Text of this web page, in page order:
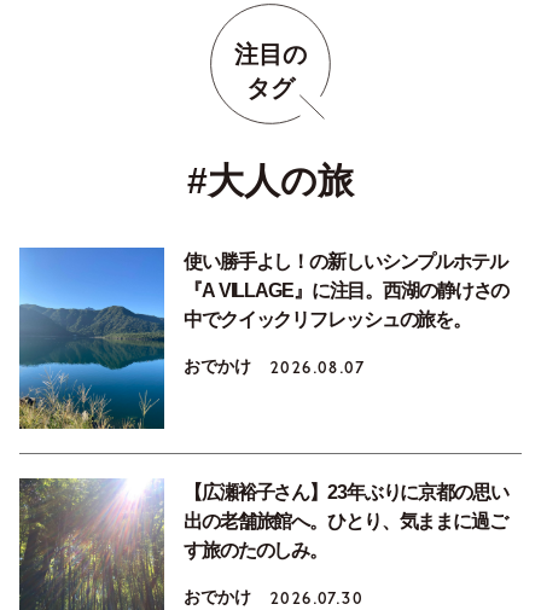
注目の
タグ
#大人の旅
使い勝手よし！の新しいシンプルホテル
『A VILLAGE』に注目。西湖の静けさの
中でクイックリフレッシュの旅を。
おでかけ 2026.08.07
【広瀬裕子さん】23年ぶりに京都の思い
出の老舗旅館へ。ひとり、気ままに過ご
す旅のたのしみ。
おでかけ 2026.07.30